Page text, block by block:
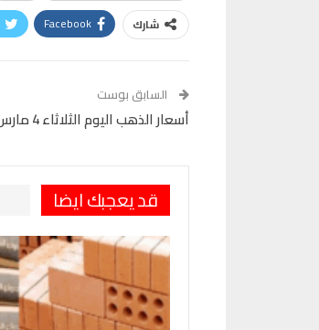
شارك Facebook
السابق بوست
أسعار الذهب اليوم الثلاثاء 4 مارس 2025 تحليل شامل للسوق
قد يعجبك ايضا